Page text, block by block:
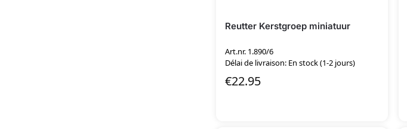
Reutter Kerstgroep miniatuur
Art.nr. 1.890/6
Délai de livraison: En stock (1-2 jours)
€22.95